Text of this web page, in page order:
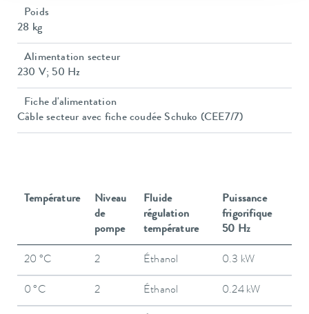
Poids
28 kg
Alimentation secteur
230 V; 50 Hz
Fiche d'alimentation
Câble secteur avec fiche coudée Schuko (CEE7/7)
Température
Niveau
de
pompe
Fluide
régulation
température
Puissance
frigorifique
50 Hz
20 °C 2 Éthanol 0.3 kW
0 °C 2 Éthanol 0.24 kW